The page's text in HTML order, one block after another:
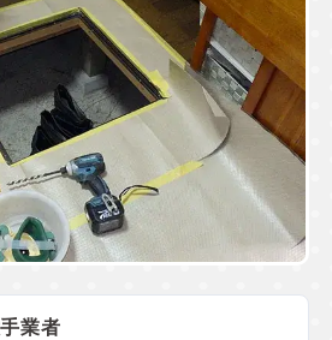
業者